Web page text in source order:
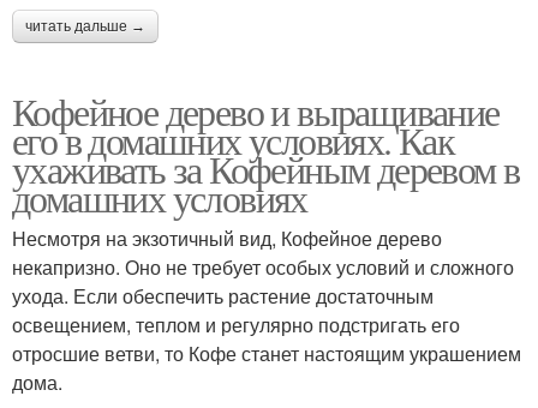
читать дальше →
Кофейное дерево и выращивание
его в домашних условиях. Как
ухаживать за Кофейным деревом в
домашних условиях
Несмотря на экзотичный вид, Кофейное дерево
некапризно. Оно не требует особых условий и сложного
ухода. Если обеспечить растение достаточным
освещением, теплом и регулярно подстригать его
отросшие ветви, то Кофе станет настоящим украшением
дома.